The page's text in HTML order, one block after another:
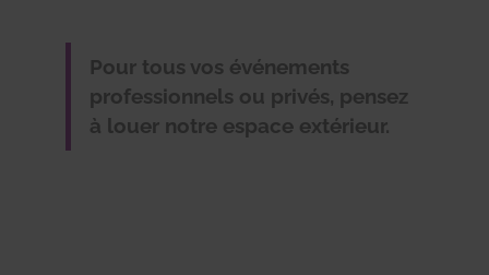
Pour tous vos événements
professionnels ou privés, pensez
à louer notre espace extérieur.